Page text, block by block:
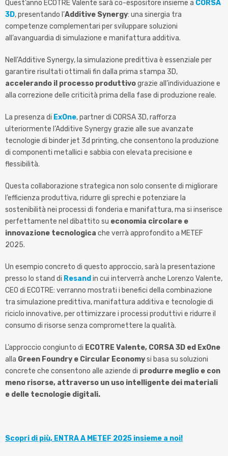
Quest’anno ECOTRE Valente sarà co-espositore insieme a CORSA
3D, presentando l’Additive Synergy: una sinergia tra
competenze complementari per sviluppare soluzioni
all’avanguardia di simulazione e manifattura additiva.
Nell’Additive Synergy, la simulazione predittiva è essenziale per
garantire risultati ottimali fin dalla prima stampa 3D,
accelerando il processo produttivograzie all’individuazione e
alla correzione delle criticità prima della fase di produzione reale.
La presenza di ExOne, partner di CORSA 3D, rafforza
ulteriormente l’Additive Synergy grazie alle sue avanzate
tecnologie di binder jet 3d printing, che consentono la produzione
di componenti metallici e sabbia con elevata precisione e
flessibilità.
Questa collaborazione strategica non solo consente di migliorare
l’efficienza produttiva, ridurre gli sprechi e potenziare la
sostenibilità nei processi di fonderia e manifattura, ma si inserisce
perfettamente nel dibattito su economia circolare e
innovazione tecnologica che verrà approfondito a METEF
2025.
Un esempio concreto di questo approccio, sarà la presentazione
presso lo stand di Resand in cui interverrà anche Lorenzo Valente,
CEO di ECOTRE: verranno mostrati i benefici della combinazione
tra simulazione predittiva, manifattura additiva e tecnologie di
riciclo innovative, per ottimizzare i processi produttivi e ridurre il
consumo di risorse senza compromettere la qualità.
L’approccio congiunto di ECOTRE Valente, CORSA 3D ed ExOne
alla Green Foundry e Circular Economysi basa su soluzioni
concrete che consentono alle aziende di produrre meglio e con
meno risorse, attraverso un uso intelligente dei materiali
e delle tecnologie digitali.
Scopri di più, ENTRA A METEF 2025 insieme a noi!